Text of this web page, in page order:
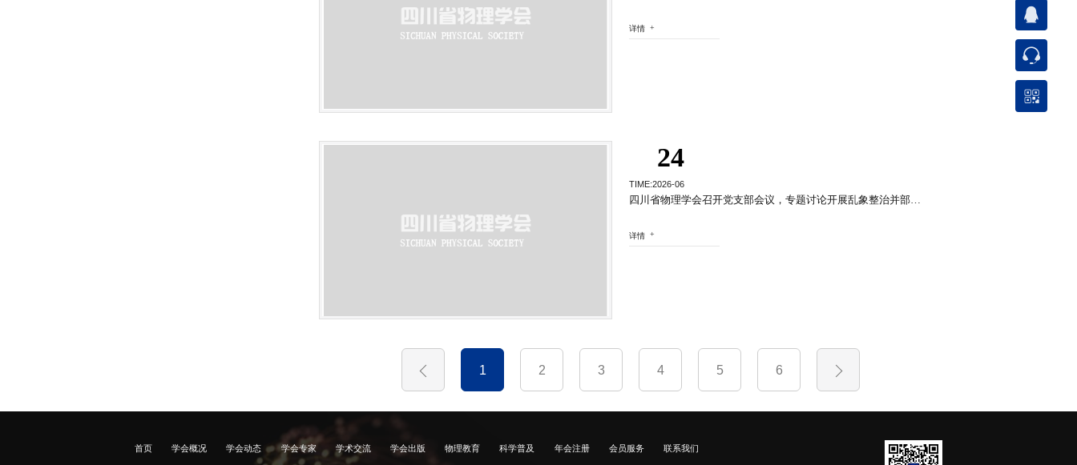
详情
24
TIME:2026-06
四川省物理学会召开党支部会议，专题讨论开展乱象整治并部署下半年重点工作
详情
1 2 3 4 5 6
首页 学会概况 学会动态 学会专家 学术交流 学会出版 物理教育 科学普及 年会注册 会员服务 联系我们